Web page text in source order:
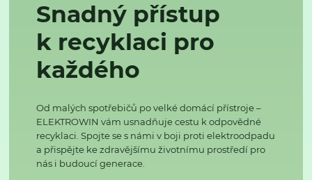
Snadný přístup
k recyklaci pro
každého
Od malých spotřebičů po velké domácí přístroje –
ELEKTROWIN vám usnadňuje cestu k odpovědné
recyklaci. Spojte se s námi v boji proti elektroodpadu
a přispějte ke zdravějšímu životnímu prostředí pro
nás i budoucí generace.